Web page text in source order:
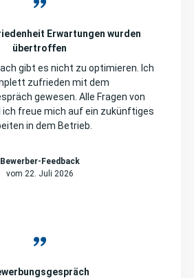
Erwartungen wurden
übertroffen
gibt es nicht zu optimieren. Ich
zufrieden mit dem
gewesen. Alle Fragen von
freue mich auf ein zukünftiges
in dem Betrieb.
Bewerber-Feedback
vom 22. Juli 2026